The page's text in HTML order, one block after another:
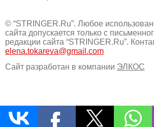
© “STRINGER.Ru”. Любое
сайта допускается только с
редакции сайта “STRINGER.Ru”.
elena.tokareva@gmail.com
Сайт разработан в компании ЭЛКОС